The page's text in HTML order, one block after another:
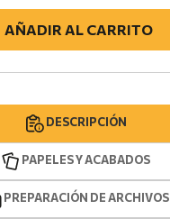
AÑADIR AL CARRITO
DESCRIPCIÓN
PAPELES Y ACABADOS
PREPARACIÓN DE ARCHIVOS